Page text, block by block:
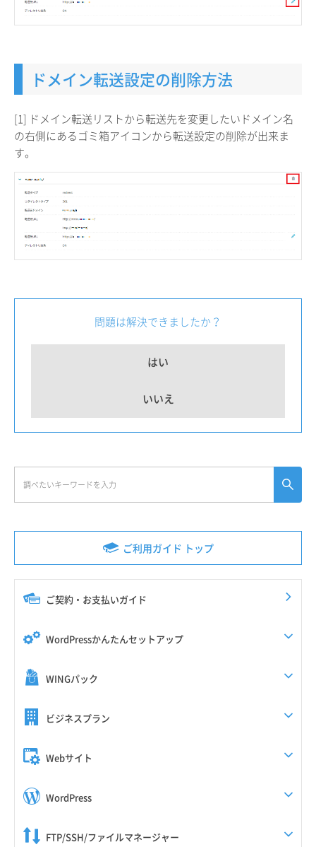
ご利用ガイド トップ
ご契約・お支払いガイド
WordPressかんたんセットアップ
WINGパック
ビジネスプラン
Webサイト
WordPress
FTP/SSH/ファイルマネージャー
ドメイン転送設定の削除方法
[1] ドメイン転送リストから転送先を変更したいドメイン名
の右側にあるゴミ箱アイコンから転送設定の削除が出来ま
す。
問題は解決できましたか？
はい
いいえ